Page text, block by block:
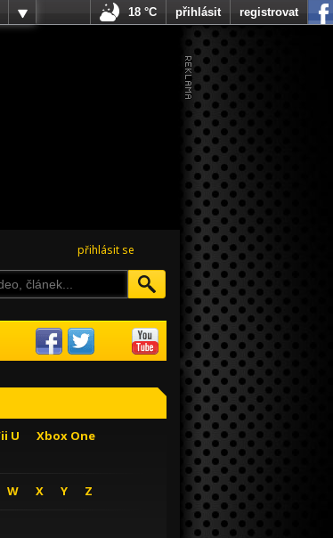
přihlásit se
U
Xbox One
W X Y Z
18 °C přihlásit registrovat